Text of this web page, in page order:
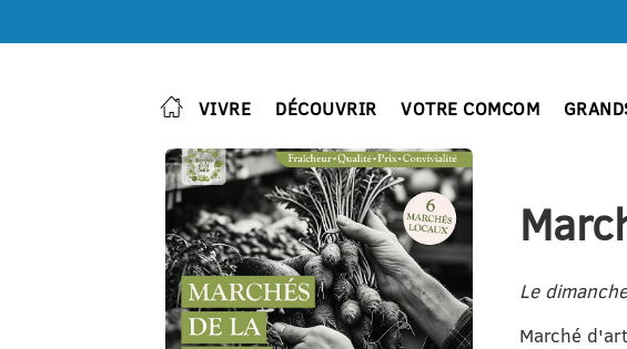
VIVRE DÉCOUVRIR VOTRE COMCOM
Le
Marché